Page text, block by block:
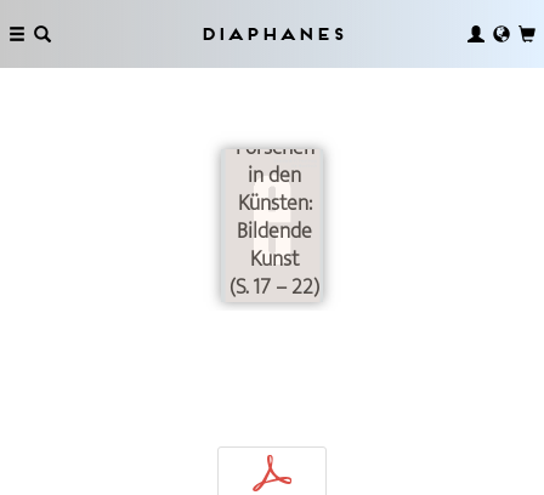
Diaphanes
Forschen
in den
Künsten:
Bildende
Kunst
(S. 17 – 22)
p